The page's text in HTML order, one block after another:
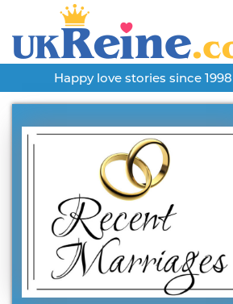
Happy love stories since 1998